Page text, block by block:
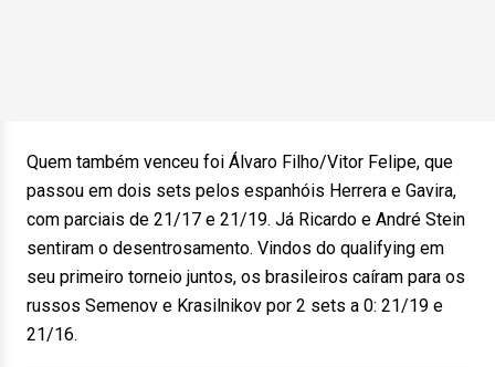
Quem também venceu foi Álvaro Filho/Vitor Felipe, que
passou em dois sets pelos espanhóis Herrera e Gavira,
com parciais de 21/17 e 21/19. Já Ricardo e André Stein
sentiram o desentrosamento. Vindos do qualifying em
seu primeiro torneio juntos, os brasileiros caíram para os
russos Semenov e Krasilnikov por 2 sets a 0: 21/19 e
21/16.